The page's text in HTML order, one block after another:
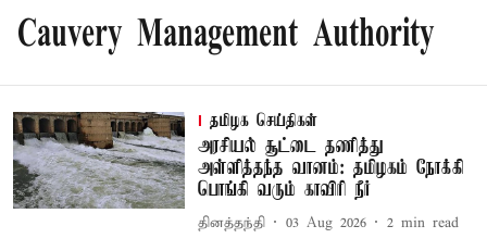
Cauvery Management Authority
தமிழக செய்திகள்
அரசியல் சூட்டை தணித்து
அள்ளித்தந்த வானம்: தமிழகம் நோக்கி
பொங்கி வரும் காவிரி நீர்
தினத்தந்தி 03 Aug 2026 2 min read